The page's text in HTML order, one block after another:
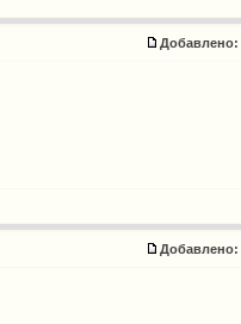
Добавлено:
Добавлено: